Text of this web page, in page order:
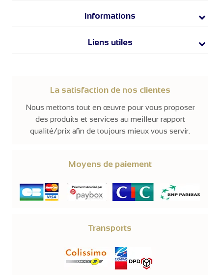
Informations
Liens utiles
La satisfaction de nos clientes
Nous mettons tout en œuvre pour vous proposer
des produits et services au meilleur rapport
qualité/prix afin de toujours mieux vous servir.
Moyens de paiement
Transports